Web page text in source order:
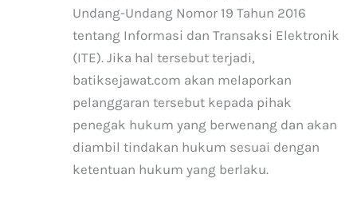
Undang-Undang Nomor 19 Tahun 2016
tentang Informasi dan Transaksi Elektronik
(ITE). Jika hal tersebut terjadi,
batiksejawat.com akan melaporkan
pelanggaran tersebut kepada pihak
penegak hukum yang berwenang dan akan
diambil tindakan hukum sesuai dengan
ketentuan hukum yang berlaku.